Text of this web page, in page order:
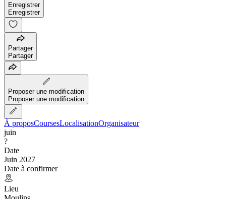
Enregistrer
Enregistrer
Partager
Partager
Proposer une modification
Proposer une modification
À proposCoursesLocalisationOrganisateur
juin
?
Date
Juin 2027
Date à confirmer
Lieu